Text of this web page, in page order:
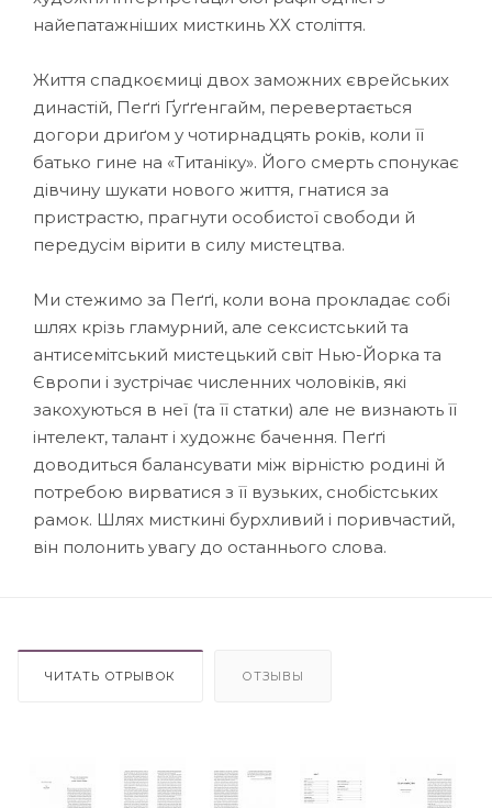
найепатажніших мисткинь XX століття.
Життя спадкоємиці двох заможних єврейських
династій, Пеґґі Ґуґґенгайм, перевертається
догори дриґом у чотирнадцять років, коли її
батько гине на «Титаніку». Його смерть спонукає
дівчину шукати нового життя, гнатися за
пристрастю, прагнути особистої свободи й
передусім вірити в силу мистецтва.
Ми стежимо за Пеґґі, коли вона прокладає собі
шлях крізь гламурний, але сексистський та
антисемітський мистецький світ Нью-Йорка та
Європи і зустрічає численних чоловіків, які
закохуються в неї (та її статки) але не визнають її
інтелект, талант і художнє бачення. Пеґґі
доводиться балансувати між вірністю родині й
потребою вирватися з її вузьких, снобістських
рамок. Шлях мисткині бурхливий і поривчастий,
він полонить увагу до останнього слова.
ЧИТАТЬ ОТРЫВОК ОТЗЫВЫ